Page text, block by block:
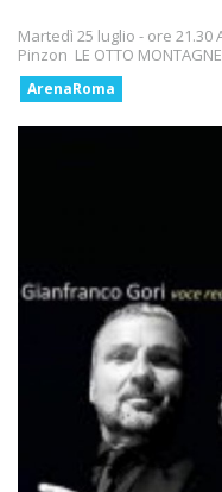
percorso di navigazione.
Il sito non può
cookie e non richiedono
Vedi la lista completa
Statistici
Martedì 25 luglio - ore 21.30
Pinzon LE OTTO
ArenaRoma